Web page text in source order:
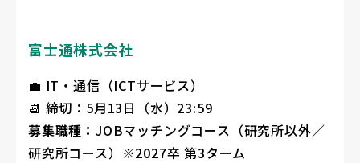
富士通株式会社
💼 IT・通信（ICTサービス）
📆 締切：5月13日（水）23:59
募集職種： JOBマッチングコース（研究所以外／
研究所コース）※2027卒 第3ターム